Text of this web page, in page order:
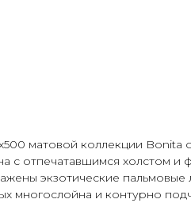
матовой коллекции Bonita
с отпечатавшимся холстом и
экзотические пальмовые
многослойна и контурно